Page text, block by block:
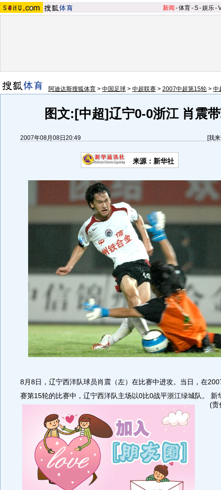
新闻 -体育-S-娱乐-
阿迪达斯搜狐体育 > 中国足球 > 中超联赛 > 2007中超第15轮 > 中
图文:[中超]辽宁0-0浙江 肖震
2007年08月08日20:49 [我
来源：新华社
8月8日，辽宁西洋队球员肖震（左）在比赛中进攻。当日，在
赛第15轮的比赛中，辽宁西洋队主场以0比0战平浙江绿城队。 新
(责